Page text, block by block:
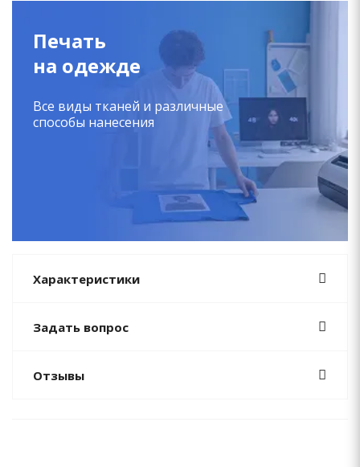
Печать
на одежде
Все виды тканей и различные
способы нанесения
Характеристики
Задать вопрос
Отзывы